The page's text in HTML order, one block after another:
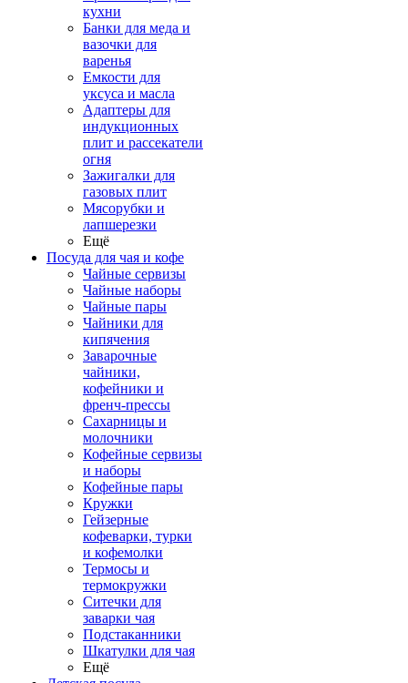
кухни
Банки для меда и
вазочки для
варенья
Емкости для
уксуса и масла
Адаптеры для
индукционных
плит и рассекатели
огня
Зажигалки для
газовых плит
Мясорубки и
лапшерезки
Ещё
Посуда для чая и кофе
Чайные сервизы
Чайные наборы
Чайные пары
Чайники для
кипячения
Заварочные
чайники,
кофейники и
френч-прессы
Сахарницы и
молочники
Кофейные сервизы
и наборы
Кофейные пары
Кружки
Гейзерные
кофеварки, турки
и кофемолки
Термосы и
термокружки
Ситечки для
заварки чая
Подстаканники
Шкатулки для чая
Ещё